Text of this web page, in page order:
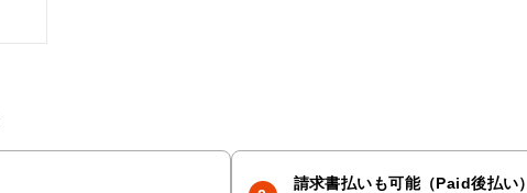
請求書払いも可能（Paid後払い）